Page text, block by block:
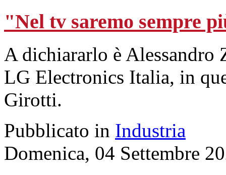
"Nel tv saremo sempre
A dichiararlo è Alessandro
LG Electronics Italia, in
Girotti.
Pubblicato in Industria
Domenica, 04 Settembre